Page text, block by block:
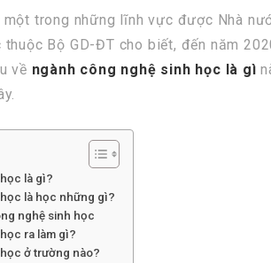
một trong những lĩnh vực được Nhà
thuộc Bộ GD-ĐT cho biết, đến năm
về ngành công nghệ sinh học là gì
là gì?
là học những gì?
nghệ sinh học
ra làm gì?
ở trường nào?